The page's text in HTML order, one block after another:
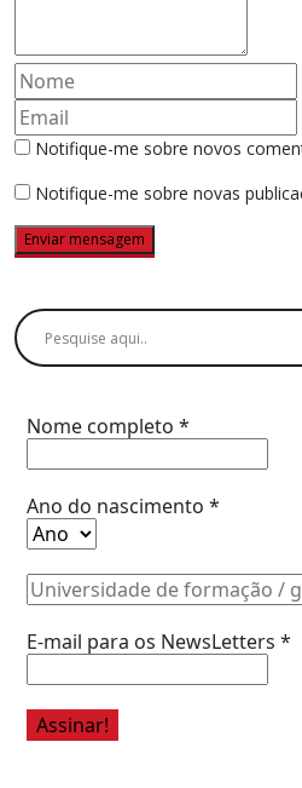
Notifique-me sobre novos
Notifique-me sobre novas
Nome completo *
Ano do nascimento *
E-mail para os NewsLetters *